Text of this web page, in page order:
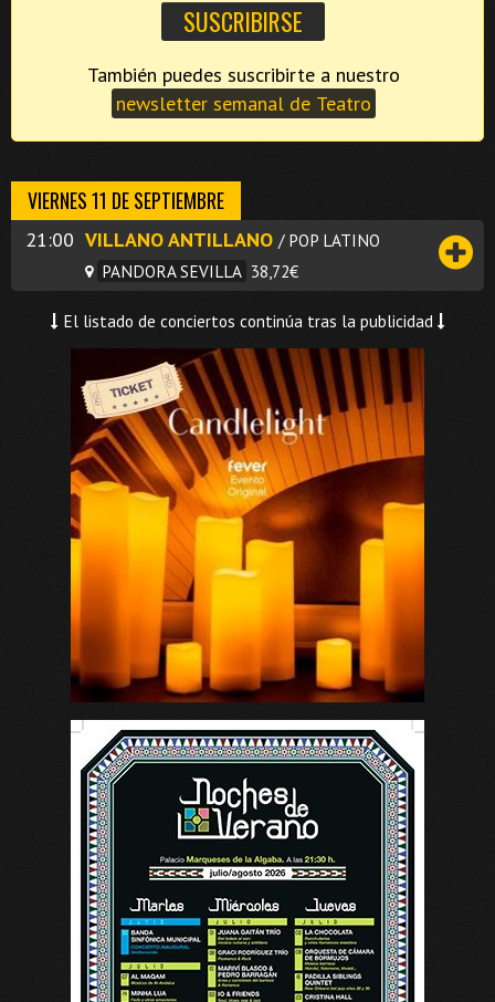
newsletter semanal de Teatro
VIERNES 11 DE SEPTIEMBRE
21:00 VILLANO ANTILLANO / POP LATINO
PANDORA SEVILLA 38,72€
El listado de conciertos continúa tras la publicidad